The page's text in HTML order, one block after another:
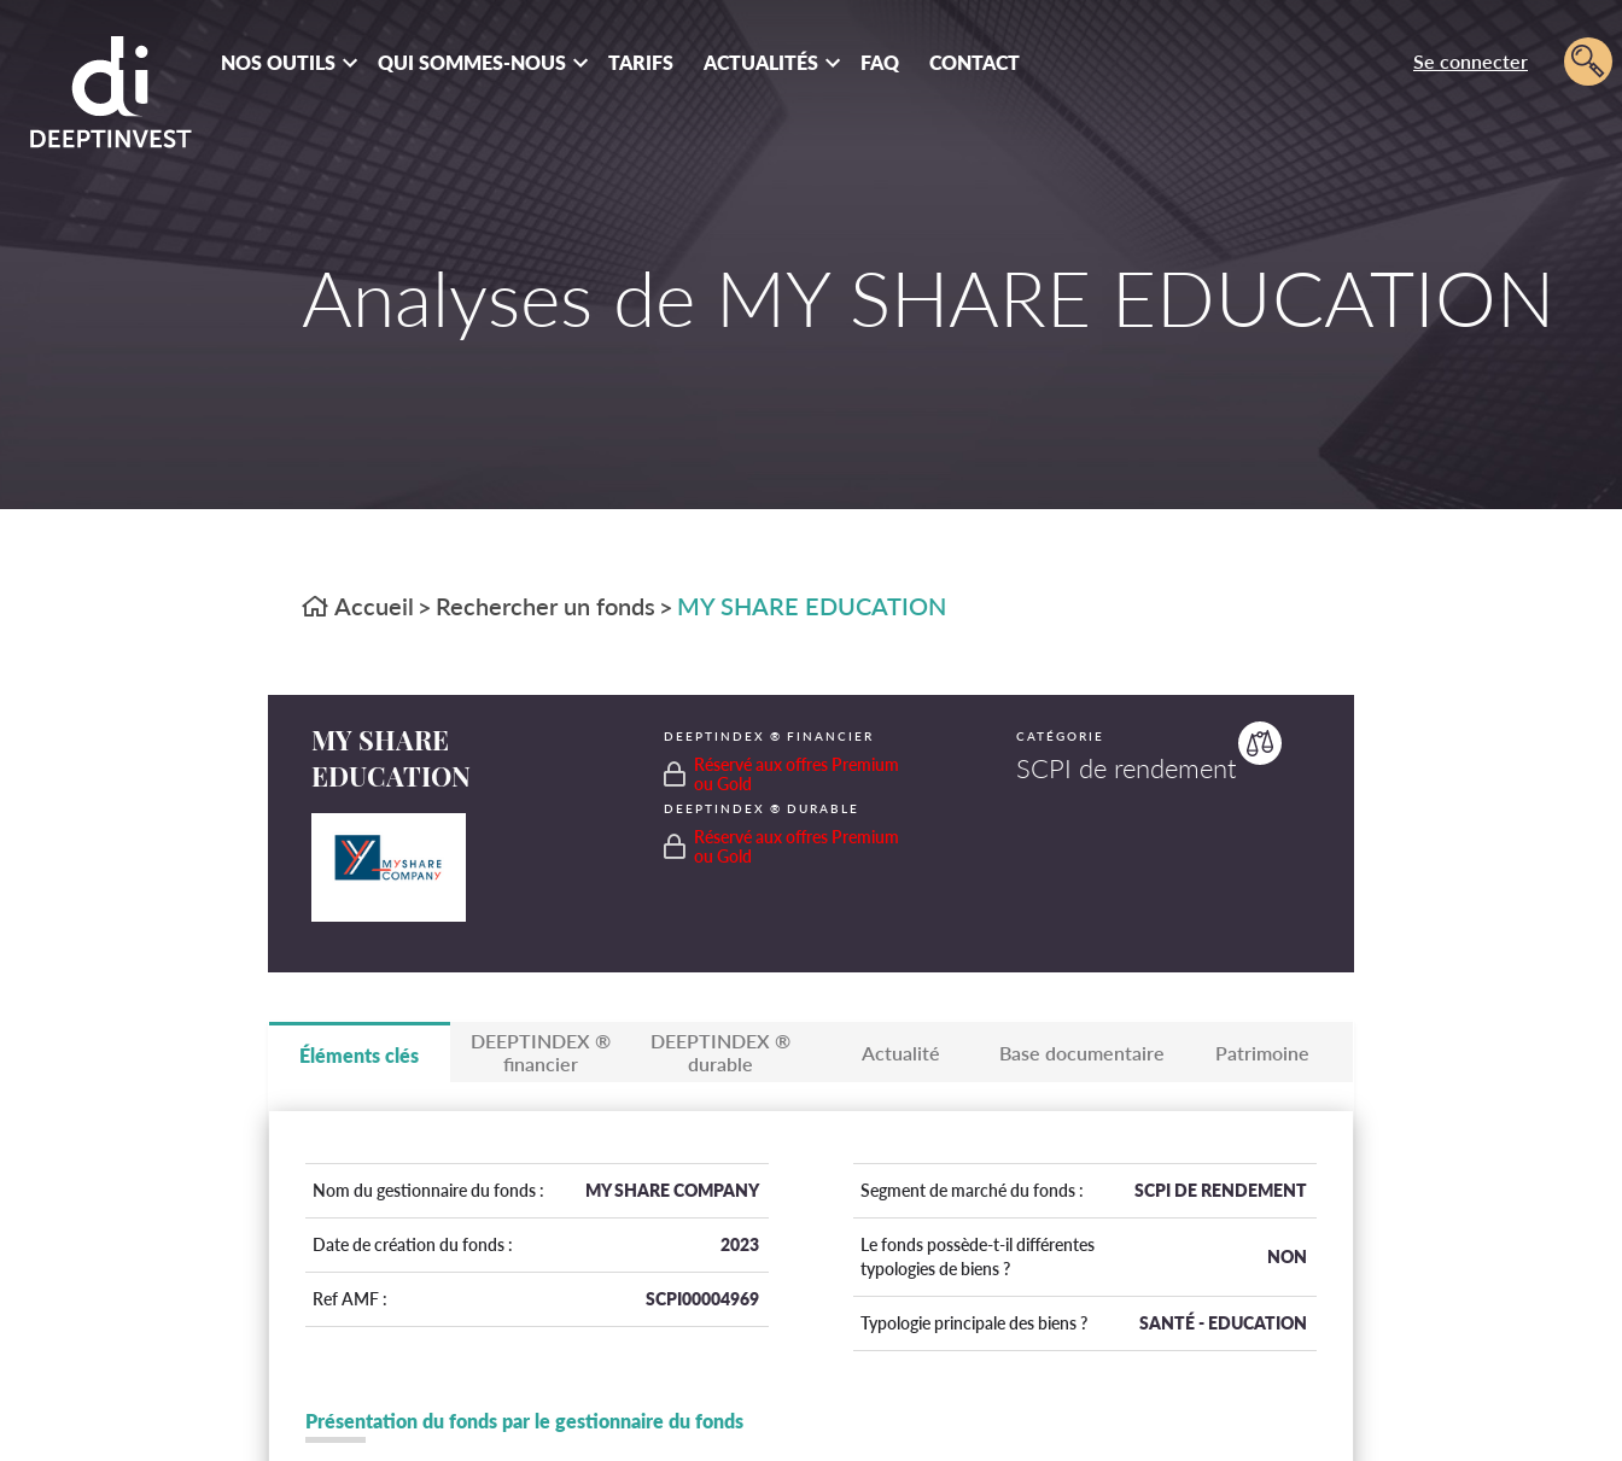
Se connecter
NOS OUTILS QUI SOMMES-NOUS TARIFS ACTUALITÉS FAQ CONTACT
Analyses de MY SHARE EDUCATION
Accueil > Rechercher un fonds > MY SHARE EDUCATION
MY SHARE
EDUCATION
DEEPTINDEX ® FINANCIER
Réservé aux offres Premium
ou Gold
DEEPTINDEX ® DURABLE
Réservé aux offres Premium
ou Gold
CATÉGORIE
SCPI de rendement
Éléments clés
DEEPTINDEX ®
financier
DEEPTINDEX ®
durable
Actualité Base documentaire Patrimoine
Nom du gestionnaire du fonds : MY SHARE COMPANY
Date de création du fonds : 2023
Ref AMF : SCPI00004969
Segment de marché du fonds : SCPI DE RENDEMENT
Le fonds possède-t-il différentes
typologies de biens ?
NON
Typologie principale des biens ? SANTÉ - EDUCATION
Présentation du fonds par le gestionnaire du fonds